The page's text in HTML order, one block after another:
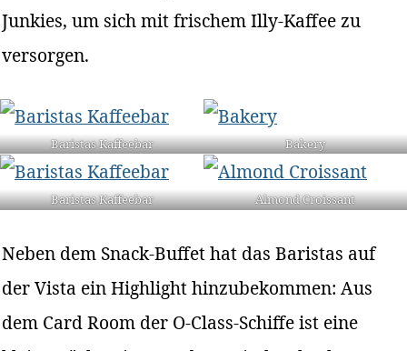
Junkies, um sich mit frischem Illy-Kaffee zu
versorgen.
Baristas Kaffeebar Bakery
Baristas Kaffeebar Almond Croissant
Neben dem Snack-Buffet hat das Baristas auf
der Vista ein Highlight hinzubekommen: Aus
dem Card Room der O-Class-Schiffe ist eine